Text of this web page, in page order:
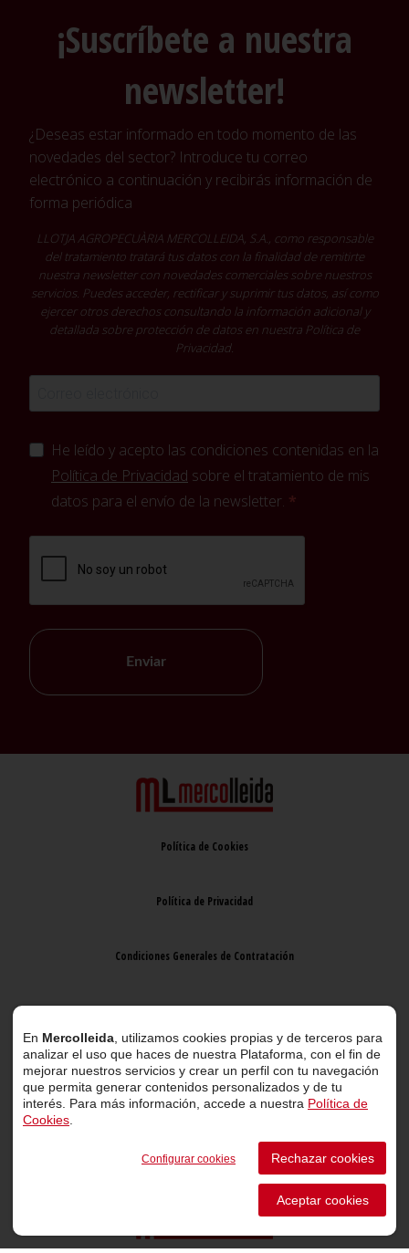
¡Suscríbete a nuestra
newsletter!
¿Deseas estar informado en todo momento de las
novedades del sector? Introduce tu correo
electrónico a continuación y recibirás información de
forma periódica
LLOTJA AGROPECUÀRIA MERCOLLEIDA, S.A., como responsable
del tratamiento tratará tus datos con la finalidad de remitirte
nuestra newsletter con novedades comerciales sobre nuestros
servicios. Puedes acceder, rectificar y suprimir tus datos, así como
ejercer otros derechos consultando la información adicional y
detallada sobre protección de datos en nuestra Política de
Privacidad.
He leído y acepto las condiciones contenidas en la
Política de Privacidad sobre el tratamiento de mis
datos para el envío de la newsletter.
Enviar
Política de Cookies
Política de Privacidad
Condiciones Generales de Contratación
© 2026 Mercolleida. Todos los derechos reservados.
ACTIUM Digital
En Mercolleida , utilizamos cookies propias y de terceros para
analizar el uso que haces de nuestra Plataforma, con el fin de
mejorar nuestros servicios y crear un perfil con tu navegación
que permita generar contenidos personalizados y de tu
interés. Para más información, accede a nuestra Política de
Cookies
Configurar cookies Rechazar cookies
Aceptar cookies